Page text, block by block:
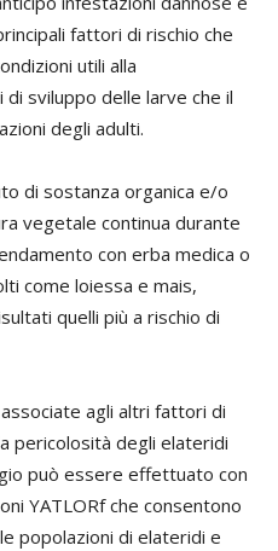
fattori di rischio che
utili alla
sviluppo delle larve che il
degli adulti.
di sostanza organica e/o
vegetale continua durante
con erba medica o
come loiessa e mais,
quelli più a rischio di
agli altri fattori di
pericolosità degli elateridi
può essere effettuato con
YATLORf che consentono
popolazioni di elateridi e